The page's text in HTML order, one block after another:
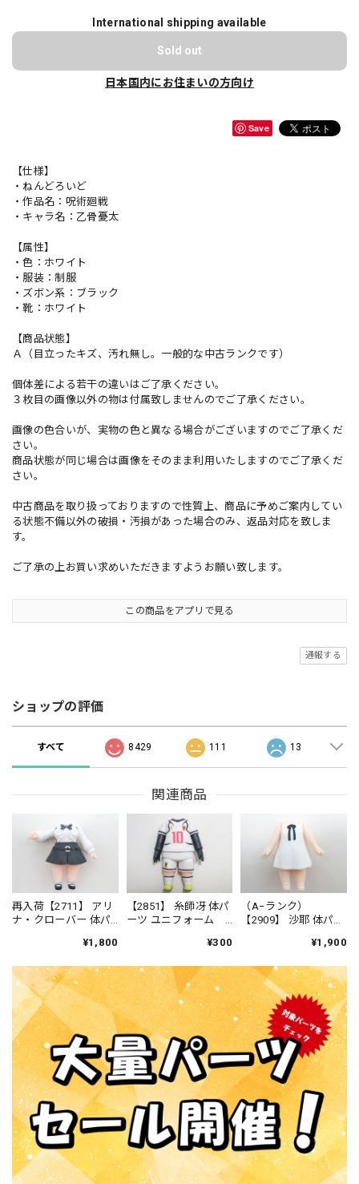
International shipping available
Sold out
日本国内にお住まいの方向け
Save
【仕様】
・ねんどろいど
・作品名：呪術廻戦
・キャラ名：乙骨憂太
【属性】
・色：ホワイト
・服装：制服
・ズボン系：ブラック
・靴：ホワイト
【商品状態】
Ａ（目立ったキズ、汚れ無し。一般的な中古ランクです）
個体差による若干の違いはご了承ください。
３枚目の画像以外の物は付属致しませんのでご了承ください。
画像の色合いが、実物の色と異なる場合がございますのでご了承くだ
さい。
商品状態が同じ場合は画像をそのまま利用いたしますのでご了承くだ
さい。
中古商品を取り扱っておりますので性質上、商品に予めご案内してい
る状態不備以外の破損・汚損があった場合のみ、返品対応を致しま
す。
ご了承の上お買い求めいただきますようお願い致します。
この商品をアプリで見る
通報する
ショップの評価
すべて 8429 111 13
関連商品
再入荷【2711】 アリ
ナ・クローバー 体パ
ンマー付き） ねん
¥1,800
【2851】 糸師冴 体パ
ーツ ユニフォーム
¥300
（A−ランク）
【2909】 沙耶 体パー
¥1,900